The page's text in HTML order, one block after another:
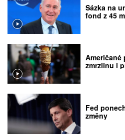
Sázka na
fond z 45
Američané
zmrzlinu i
Fed
změny